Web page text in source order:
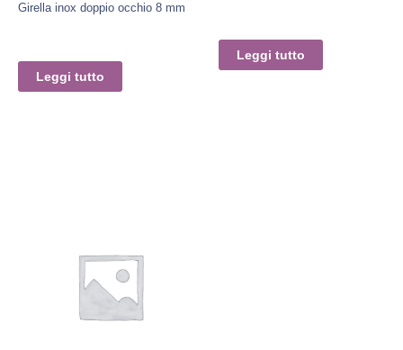
Girella inox doppio occhio 8 mm
Leggi tutto
Leggi tutto